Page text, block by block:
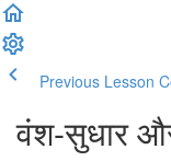
Previous Lesson
वंश-सुधार